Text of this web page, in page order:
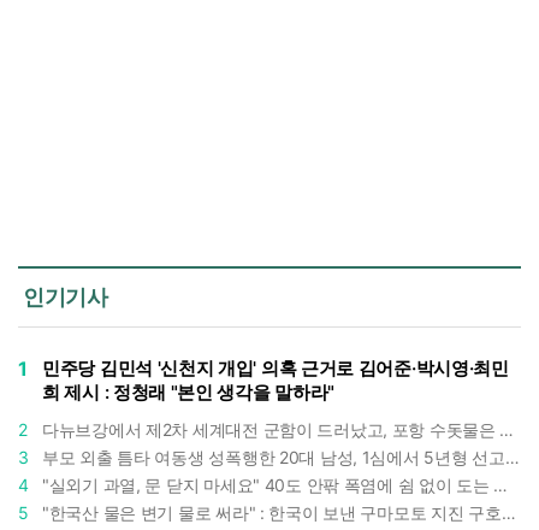
인기기사
1
민주당 김민석 '신천지 개입' 의혹 근거로 김어준·박시영·최민
희 제시 : 정청래 "본인 생각을 말하라"
2
다뉴브강에서 제2차 세계대전 군함이 드러났고, 포항 수돗물은 갑자기 짜졌다 : 폭염·가뭄이 만든 낯선 풍경
3
부모 외출 틈타 여동생 성폭행한 20대 남성, 1심에서 5년형 선고 : 친족 간 '암수범죄'의 심각성
4
"실외기 과열, 문 닫지 마세요" 40도 안팎 폭염에 쉼 없이 도는 에어컨 : 화재 위험 경고등!
5
"한국산 물은 변기 물로 써라" : 한국이 보낸 구마모토 지진 구호품에 한 일본인의 '어처구니 없는' 반응